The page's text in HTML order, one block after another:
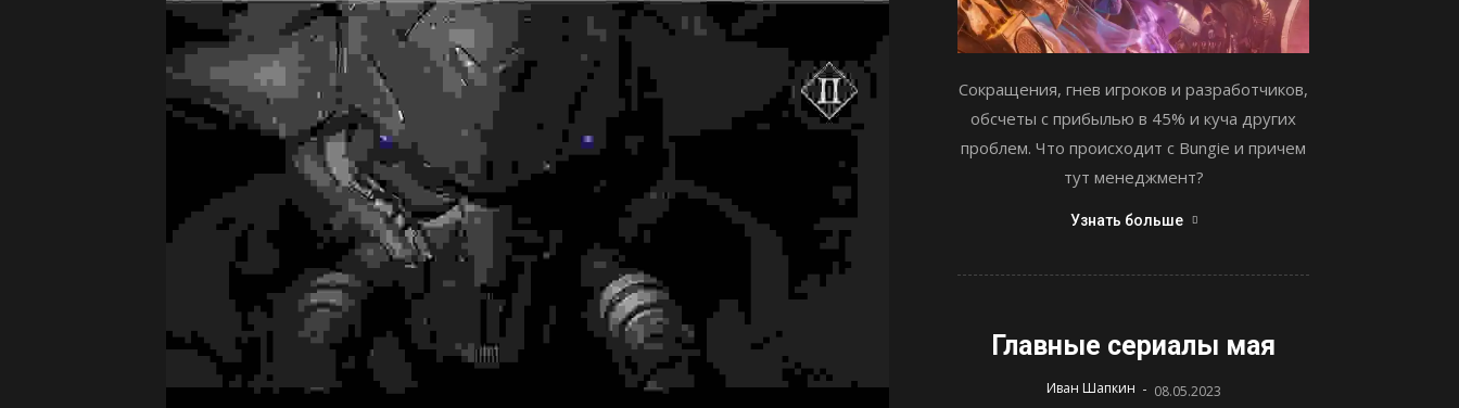
Сокращения, гнев игроков и разработчиков,
обсчеты с прибылью в 45% и куча других
проблем. Что происходит с Bungie и причем
тут менеджмент?
Узнать больше
Главные сериалы мая
Иван Шапкин - 08.05.2023